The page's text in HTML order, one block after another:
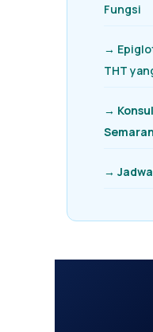
Fungsi
→
THT
→
→